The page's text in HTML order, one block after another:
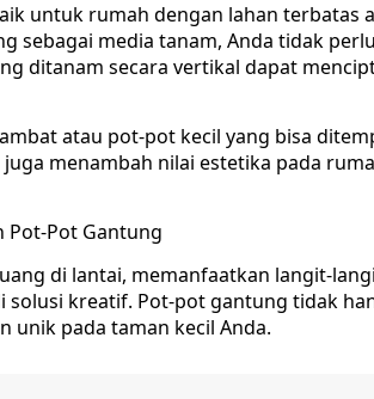
untuk rumah dengan lahan terbatas
sebagai media tanam, Anda tidak
ditanam secara vertikal dapat
atau pot-pot kecil yang bisa
menambah nilai estetika pada
Pot-Pot Gantung
di lantai, memanfaatkan langit-
solusi kreatif. Pot-pot gantung tidak
unik pada taman kecil Anda.